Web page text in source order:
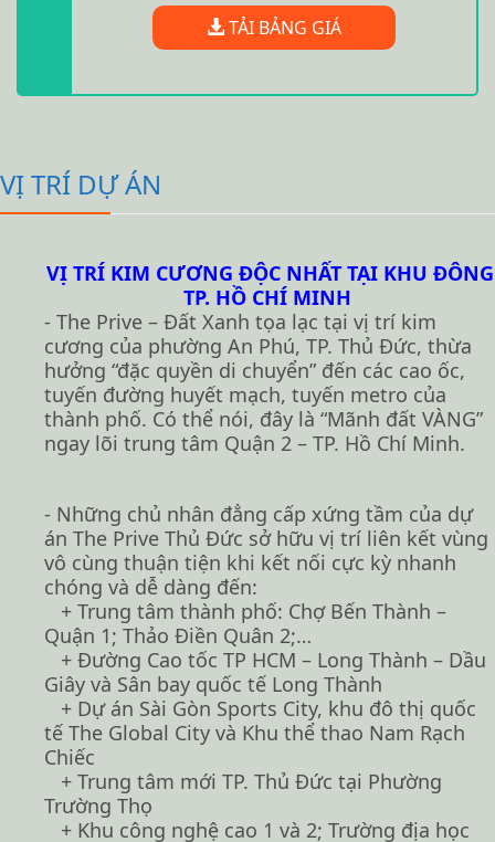
TẢI BẢNG GIÁ
VỊ TRÍ DỰ ÁN
VỊ TRÍ KIM CƯƠNG ĐỘC NHẤT TẠI KHU ĐÔNG
TP. HỒ CHÍ MINH
- The Prive – Đất Xanh tọa lạc tại vị trí kim
cương của phường An Phú, TP. Thủ Đức, thừa
hưởng “đặc quyền di chuyển” đến các cao ốc,
tuyến đường huyết mạch, tuyến metro của
thành phố. Có thể nói, đây là “Mãnh đất VÀNG”
ngay lõi trung tâm Quận 2 – TP. Hồ Chí Minh.
- Những chủ nhân đẳng cấp xứng tầm của dự
án The Prive Thủ Đức sở hữu vị trí liên kết vùng
vô cùng thuận tiện khi kết nối cực kỳ nhanh
chóng và dễ dàng đến:
+ Trung tâm thành phố: Chợ Bến Thành –
Quận 1; Thảo Điền Quân 2;…
+ Đường Cao tốc TP HCM – Long Thành – Dầu
Giây và Sân bay quốc tế Long Thành
+ Dự án Sài Gòn Sports City, khu đô thị quốc
tế The Global City và Khu thể thao Nam Rạch
Chiếc
+ Trung tâm mới TP. Thủ Đức tại Phường
Trường Thọ
+ Khu công nghệ cao 1 và 2; Trường địa học